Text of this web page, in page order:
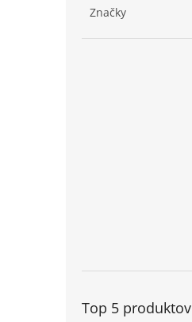
Značky
Top 5 produktov